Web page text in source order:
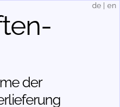
der
de en